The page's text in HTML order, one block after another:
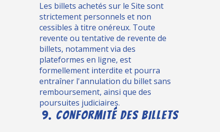
Les billets achetés sur le Site sont
strictement personnels et non
cessibles à titre onéreux. Toute
revente ou tentative de revente de
billets, notamment via des
plateformes en ligne, est
formellement interdite et pourra
entraîner l'annulation du billet sans
remboursement, ainsi que des
poursuites judiciaires.
9. CONFORMITÉ DES BILLETS